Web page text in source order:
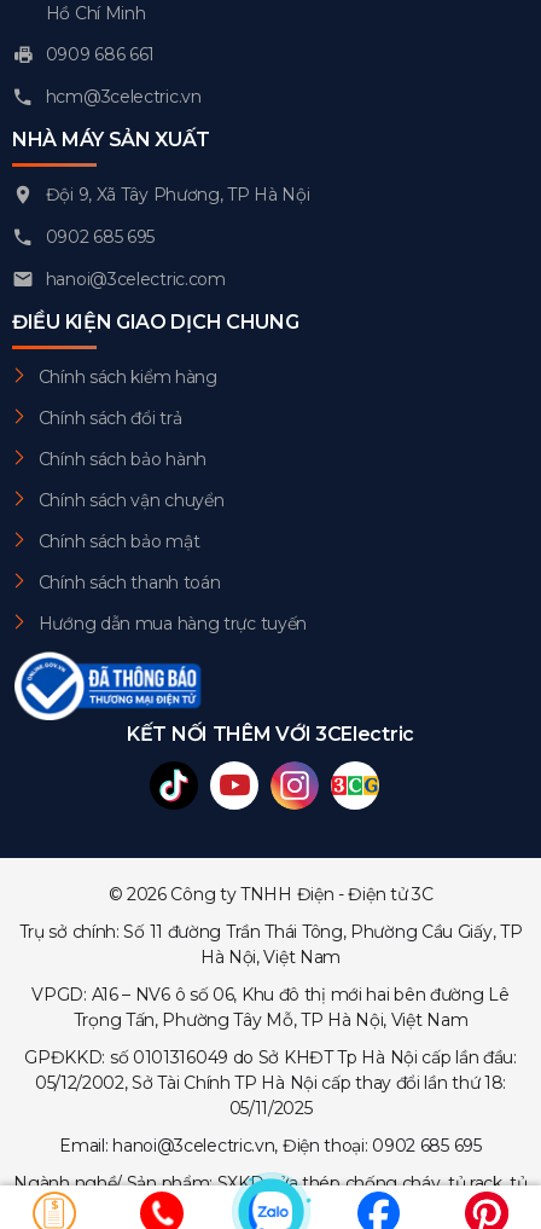
Hồ Chí Minh
0909 686 661
hcm@3celectric.vn
NHÀ MÁY SẢN XUẤT
Đội 9, Xã Tây Phương, TP Hà Nội
0902 685 695
hanoi@3celectric.com
ĐIỀU KIỆN GIAO DỊCH CHUNG
Chính sách kiểm hàng
Chính sách đổi trả
Chính sách bảo hành
Chính sách vận chuyển
Chính sách bảo mật
Chính sách thanh toán
Hướng dẫn mua hàng trực tuyến
KẾT NỐI THÊM VỚI 3CElectric
© 2026 Công ty TNHH Điện - Điện tử 3C
Trụ sở chính: Số 11 đường Trần Thái Tông, Phường Cầu Giấy, TP
Hà Nội, Việt Nam
VPGD: A16 – NV6 ô số 06, Khu đô thị mới hai bên đường Lê
Trọng Tấn, Phường Tây Mỗ, TP Hà Nội, Việt Nam
GPĐKKD: số 0101316049 do Sở KHĐT Tp Hà Nội cấp lần đầu:
05/12/2002, Sở Tài Chính TP Hà Nội cấp thay đổi lần thứ 18:
05/11/2025
Email: hanoi@3celectric.vn, Điện thoại: 0902 685 695
Ngành nghề/ Sản phẩm: SXKD cửa thép chống cháy, tủ rack, tủ
trạm viễn thông, tủ điện, thang cáp - máng cáp...